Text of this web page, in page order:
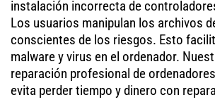
instalación incorrecta de
Los usuarios manipulan los archivos
conscientes de los riesgos. Esto
malware y virus en el ordenador.
reparación profesional de
evita perder tiempo y dinero con